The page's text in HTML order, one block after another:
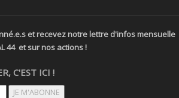
et recevez notre lettre d'infos mensuelle
44 et sur nos actions !
C'EST ICI !
JE M'ABONNE